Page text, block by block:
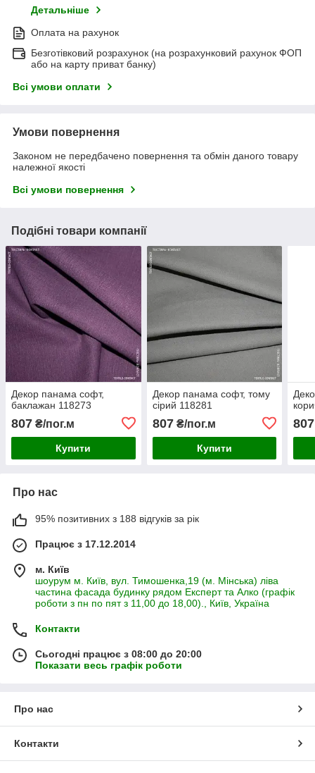
Детальніше
Оплата на рахунок
Безготівковий розрахунок (на розрахунковий рахунок ФОП
або на карту приват банку)
Всі умови оплати
Умови повернення
Законом не передбачено повернення та обмін даного товару
належної якості
Всі умови повернення
Подібні товари компанії
Декор панама софт,
баклажан 118273
807 ₴/пог.м
Купити
Декор панама софт, тому
сірий 118281
807₴/пог.м
Купити
807
Про нас
95% позитивних з 188 відгуків за рік
Працює з 17.12.2014
м. Київ
шоурум м. Київ, вул. Тимошенка,19 (м. Мінська) ліва
частина фасада будинку рядом Експерт та Алко (графік
роботи з пн по пят з 11,00 до 18,00)., Київ, Україна
Контакти
Сьогодні працює з 08:00 до 20:00
Показати весь графік роботи
Про нас
Контакти